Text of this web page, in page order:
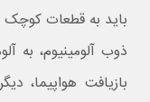
باید به قطعات کوچک
ذوب آلومینیوم، به
بازیافت هواپیما،